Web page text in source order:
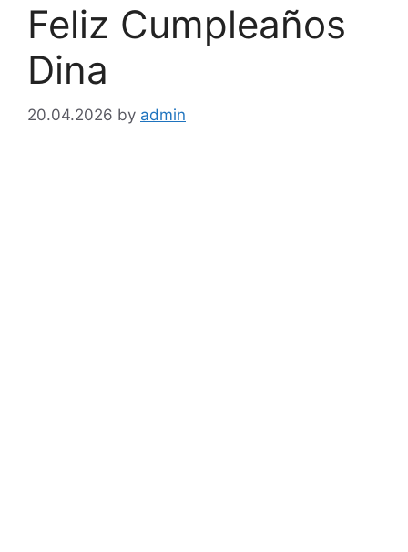
Feliz Cumpleaños
Dina
20.04.2026 by admin